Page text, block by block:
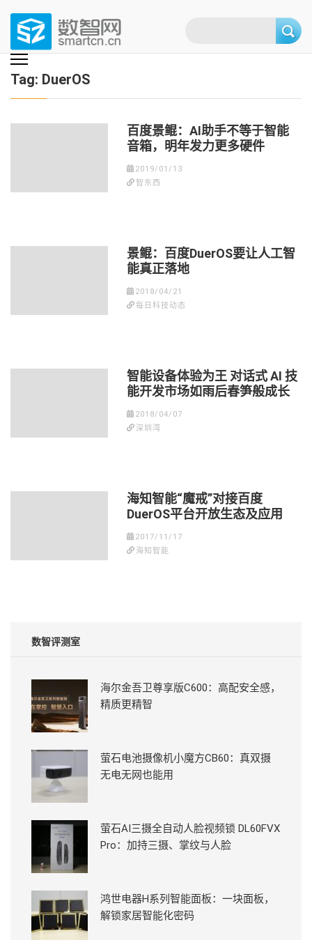
content
(Press
enter)
数智网
智能家居第一资讯门户 | 智能家居系统，智能家居产品，智能家居解决方
Tag: DuerOS
百度景鲲：AI助手不等于智能
音箱，明年发力更多硬件
2019/01/13
智东西
景鲲：百度DuerOS要让人工智
能真正落地
2018/04/21
每日科技动态
智能设备体验为王 对话式 AI 技
能开发市场如雨后春笋般成长
2018/04/07
深圳湾
海知智能“魔戒”对接百度
DuerOS平台开放生态及应用
2017/11/17
海知智能
数智评测室
海尔金吾卫尊享版C600：高配安全感，
精质更精智
萤石电池摄像机小魔方CB60：真双摄
无电无网也能用
萤石AI三摄全自动人脸视频锁 DL60FVX
Pro：加持三摄、掌纹与人脸
鸿世电器H系列智能面板：一块面板，
解锁家居智能化密码